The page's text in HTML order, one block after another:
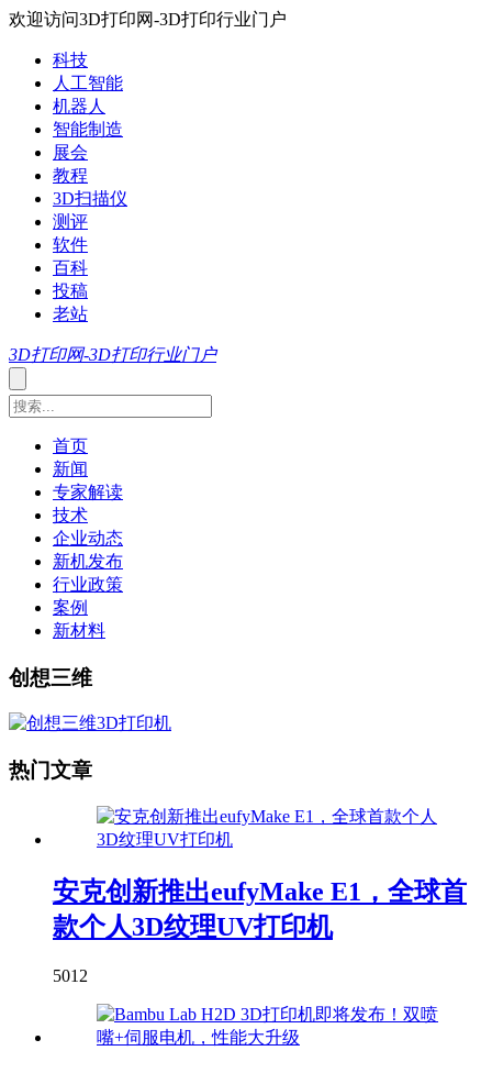
欢迎访问3D打印网-3D打印行业门户
科技
人工智能
机器人
智能制造
展会
教程
3D扫描仪
测评
软件
百科
投稿
老站
3D打印网-3D打印行业门户
首页
新闻
专家解读
技术
企业动态
新机发布
行业政策
案例
新材料
创想三维
热门文章
安克创新推出eufyMake E1，全球首
款个人3D纹理UV打印机
5012